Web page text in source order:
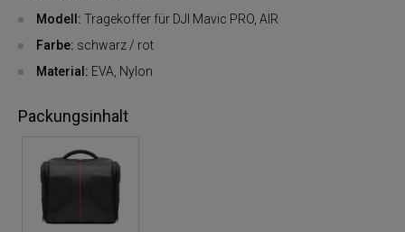
Modell: Tragekoffer für DJI Mavic PRO, AIR
Farbe: schwarz / rot
Material: EVA, Nylon
Packungsinhalt